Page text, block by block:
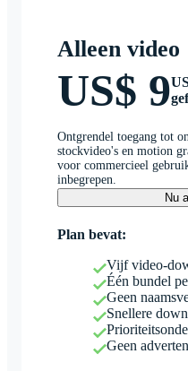
Alleen video
US$ 9
Ontgrendel toegang tot
stockvideo's en motion
voor commercieel
inbegrepen.
Nu
Plan bevat:
Vijf video-
Één bundel
Geen
Snellere
Geen